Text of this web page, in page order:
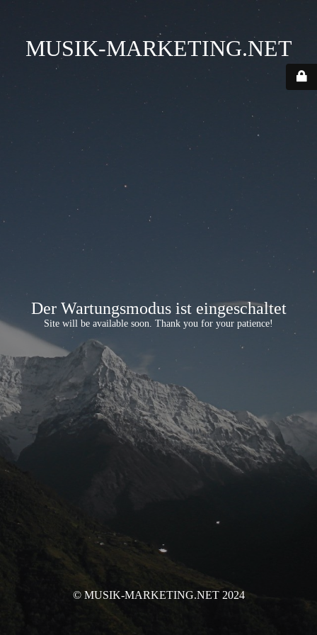
MUSIK-MARKETING.NET
Der Wartungsmodus ist eingeschaltet
Site will be available soon. Thank you for your patience!
© MUSIK-MARKETING.NET 2024